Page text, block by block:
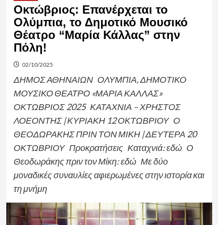
Οκτώβριος: Επανέρχεται το
Ολύμπια, το Δημοτικό Μουσικό
Θέατρο “Μαρία Κάλλας” στην
Πόλη!
02/10/2025
ΔΗΜΟΣ ΑΘΗΝΑΙΩΝ ΟΛΥΜΠΙΑ, ΔΗΜΟΤΙΚΟ
ΜΟΥΣΙΚΟ ΘΕΑΤΡΟ «ΜΑΡΙΑ ΚΑΛΛΑΣ»
ΟΚΤΩΒΡΙΟΣ 2025 ΚΑΤΑΧΝΙΑ – ΧΡΗΣΤΟΣ
ΛΟΕΟΝΤΗΣ | ΚΥΡΙΑΚΗ 12 ΟΚΤΩΒΡΙΟΥ Ο
ΘΕΟΔΩΡΑΚΗΣ ΠΡΙΝ ΤΟΝ ΜΙΚΗ | ΔΕΥΤΕΡΑ 20
ΟΚΤΩΒΡΙΟΥ Προκρατήσεις Καταχνιά: εδώ Ο
Θεοδωράκης πριν τον Μίκη: εδώ Με δύο
μοναδικές συναυλίες αφιερωμένες στην ιστορία και
τη μνήμη